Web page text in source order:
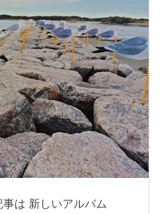
は 新しいアルバム